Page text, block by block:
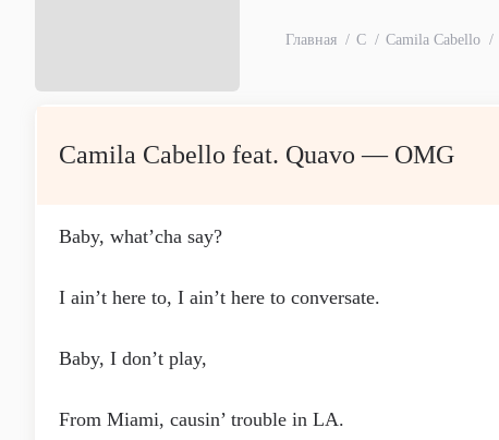
Главная C Camila Cabello
Camila Cabello feat. Quavo — OMG
Baby, what’cha say?
I ain’t here to, I ain’t here to conversate.
Baby, I don’t play,
From Miami, causin’ trouble in LA.